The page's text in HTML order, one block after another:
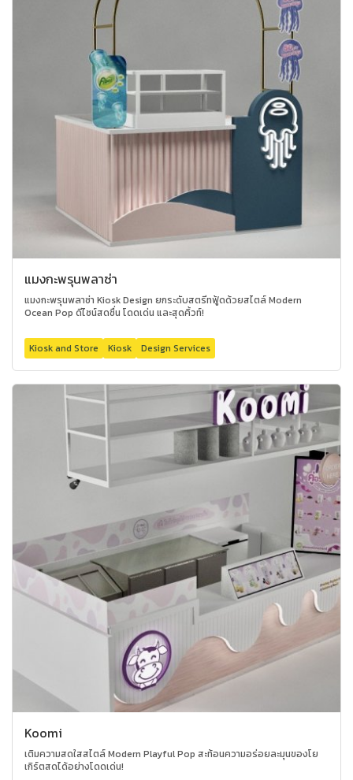
แมงกะพรุนพลาซ่า
แมงกะพรุนพลาซ่า Kiosk Design ยกระดับสตรีทฟู้ดด้วยสไตล์ Modern
Ocean Pop ดีไซน์สดชื่น โดดเด่น และสุดคิ้วท์!
Kiosk and Store Kiosk Design Services
Koomi
เติมความสดใสสไตล์ Modern Playful Pop สะท้อนความอร่อยละมุนของโย
เกิร์ตสดได้อย่างโดดเด่น!